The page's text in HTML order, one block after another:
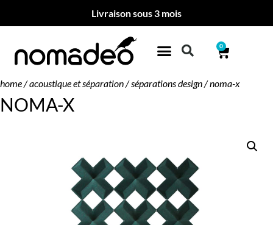
Livraison sous 3 mois
0
home/acoustique et séparation/séparations design/ noma-x
NOMA-X